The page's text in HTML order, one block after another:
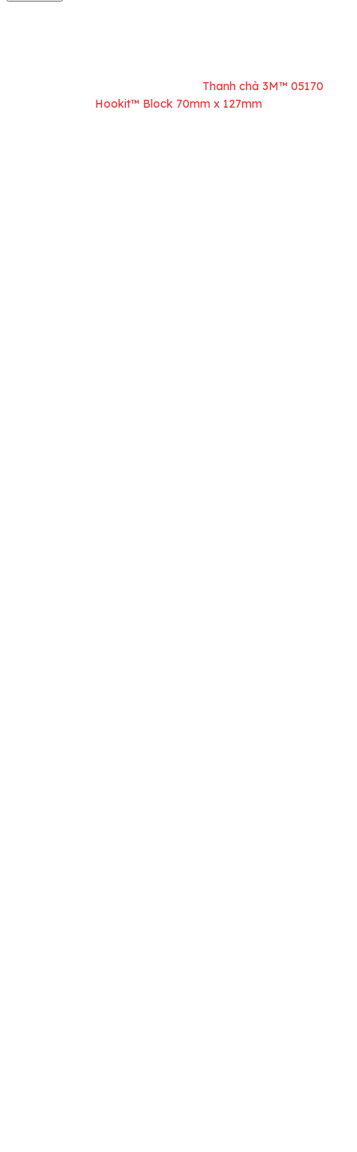
Thanh chà 3M™ 05170
Hookit™ Block 70mm x 127mm